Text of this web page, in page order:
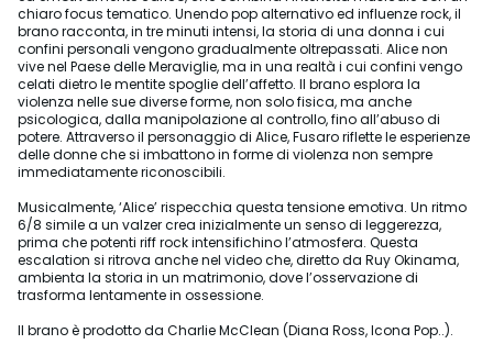
chiaro focus tematico. Unendo pop alternativo ed influenze rock, il
brano racconta, in tre minuti intensi, la storia di una donna i cui
confini personali vengono gradualmente oltrepassati. Alice non
vive nel Paese delle Meraviglie, ma in una realtà i cui confini vengo
celati dietro le mentite spoglie dell’affetto. Il brano esplora la
violenza nelle sue diverse forme, non solo fisica, ma anche
psicologica, dalla manipolazione al controllo, fino all’abuso di
potere. Attraverso il personaggio di Alice, Fusaro riflette le esperienze
delle donne che si imbattono in forme di violenza non sempre
immediatamente riconoscibili.
Musicalmente, ‘Alice’ rispecchia questa tensione emotiva. Un ritmo
6/8 simile a un valzer crea inizialmente un senso di leggerezza,
prima che potenti riff rock intensifichino l’atmosfera. Questa
escalation si ritrova anche nel video che, diretto da Ruy Okinama,
ambienta la storia in un matrimonio, dove l’osservazione di
trasforma lentamente in ossessione.
Il brano è prodotto da Charlie McClean (Diana Ross, Icona Pop..).